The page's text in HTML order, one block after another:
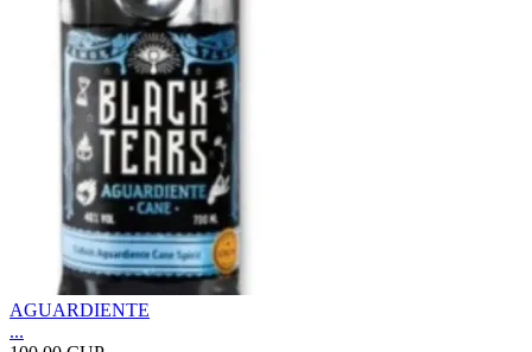
AGUARDIENTE
...